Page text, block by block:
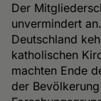
Der
unvermindert
Deutschland
katholischen
machten Ende
der